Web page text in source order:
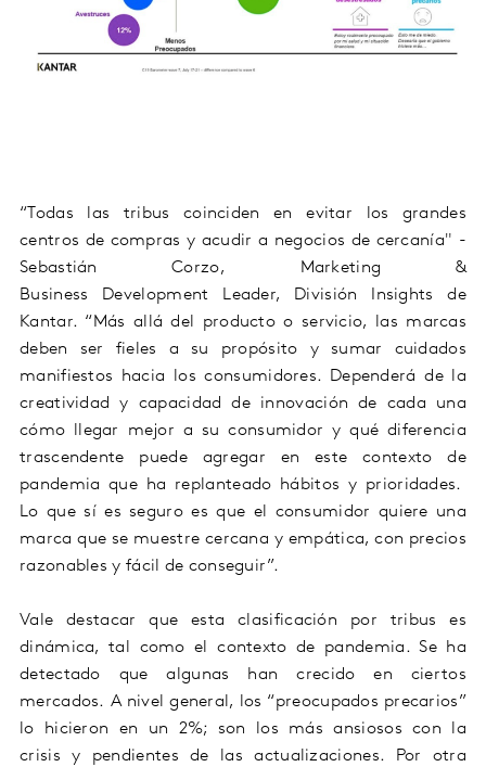
“Todas las tribus coinciden en evitar los grandes
centros de compras y acudir a negocios de cercanía" -
Sebastián Corzo, Marketing &
Business Development Leader, División Insights
de
Kantar. “Más allá del producto o servicio, las marcas
deben ser fieles a su propósito y sumar cuidados
manifiestos hacia los consumidores. Dependerá de la
creatividad y capacidad de innovación de cada una
cómo llegar mejor a suconsumidor y qué diferencia
trascendente puede agregar en este contexto de
pandemia que ha replanteado hábitos y prioridades.
Lo que sí es seguro es que el consumidor quiere una
marca que se muestre cercana y empática, con precios
razonables y fácil de conseguir”.
Vale destacar que esta clasificación por tribus es
dinámica, tal como el contexto de pandemia.Se ha
detectado quealgunas han crecido en ciertos
mercados. A nivel general, los “preocupados precarios”
lo hicieron en un 2%; son los másansiosos con la
crisisy pendientes de las actualizaciones. Por otra